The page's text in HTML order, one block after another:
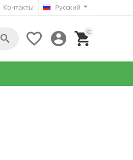
Русский
Контакты
0



